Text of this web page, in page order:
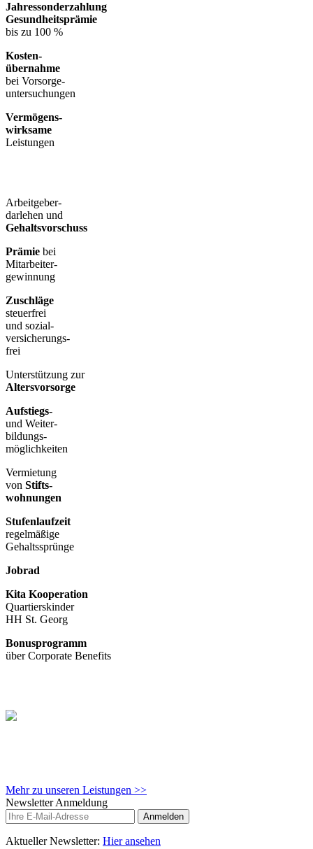
Jahressonderzahlung
Gesundheitsprämie
bis zu 100 %
Kosten-
übernahme
bei Vorsorge-
untersuchungen
Vermögens-
wirksame
Leistungen
Arbeitgeber-
darlehen und
Gehaltsvorschuss
Prämie bei
Mitarbeiter-
gewinnung
Zuschläge
steuerfrei
und sozial-
versicherungs-
frei
Unterstützung zur
Altersvorsorge
Aufstiegs-
und Weiter-
bildungs-
möglichkeiten
Vermietung
von Stifts-
wohnungen
Stufenlaufzeit
regelmäßige
Gehaltssprünge
Jobrad
Kita Kooperation
Quartierskinder
HH St. Georg
Bonusprogramm
über Corporate Benefits
Mehr zu unseren Leistungen >>
Newsletter Anmeldung
Anmelden
Aktueller Newsletter: Hier ansehen